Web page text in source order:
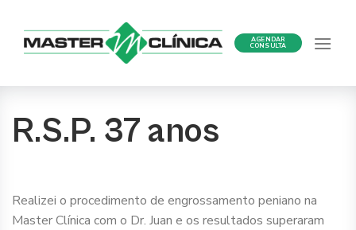
AGENDAR
CONSULTA
R.S.P. 37 anos
Realizei o procedimento de engrossamento peniano na
Master Clínica com o Dr. Juan e os resultados superaram